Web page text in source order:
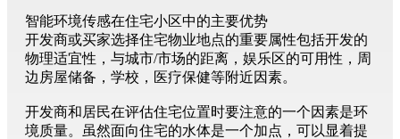
智能环境传感在住宅小区中的主要优势
开发商或买家选择住宅物业地点的重要属性包括开发的
物理适宜性，与城市/市场的距离，娱乐区的可用性，周
边房屋储备，学校，医疗保健等附近因素。
开发商和居民在评估住宅位置时要注意的一个因素是环
境质量。虽然面向住宅的水体是一个加点，可以显着提